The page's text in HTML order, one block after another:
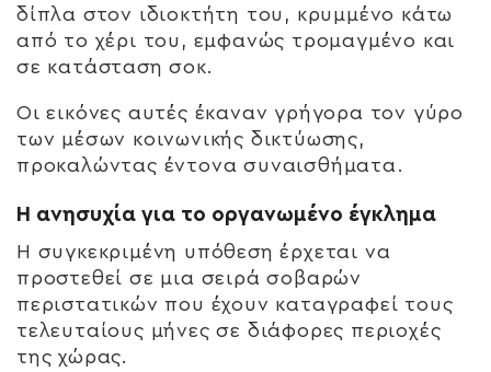
δίπλα στον ιδιοκτήτη του, κρυμμένο κάτω
από το χέρι του, εμφανώς τρομαγμένο και
σε κατάσταση σοκ.
Οι εικόνες αυτές έκαναν γρήγορα τον γύρο
των μέσων κοινωνικής δικτύωσης,
προκαλώντας έντονα συναισθήματα.
Η ανησυχία για το οργανωμένο έγκλημα
Η συγκεκριμένη υπόθεση έρχεται να
προστεθεί σε μια σειρά σοβαρών
περιστατικών που έχουν καταγραφεί τους
τελευταίους μήνες σε διάφορες περιοχές
της χώρας.